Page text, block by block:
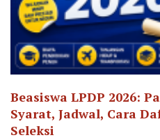
Beasiswa LPDP 2026:
Syarat, Jadwal, Cara
Seleksi